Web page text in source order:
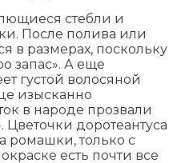
стебли и
После полива или
в размерах, поскольку
запас». А еще
густой волосяной
изысканно
в народе прозвали
доротеантуса
ромашки, только с
есть почти все